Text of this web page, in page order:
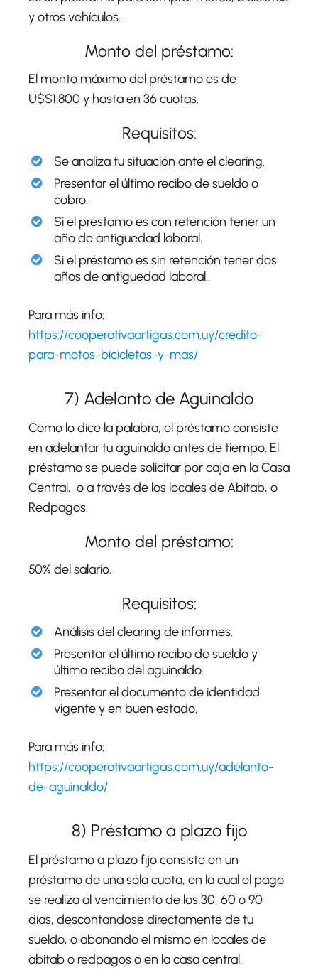
y otros vehículos.
Monto del préstamo:
El monto máximo del préstamo es de
U$S1.800 y hasta en 36 cuotas.
Requisitos:
Se analiza tu situación ante el clearing.
Presentar el último recibo de sueldo o
cobro.
Si el préstamo es con retención tener un
año de antiguedad laboral.
Si el préstamo es sin retención tener dos
años de antiguedad laboral.
Para más info:
https://cooperativaartigas.com.uy/credito-
para-motos-bicicletas-y-mas/
7) Adelanto de Aguinaldo
Como lo dice la palabra, el préstamo consiste
en adelantar tu aguinaldo antes de tiempo. El
préstamo se puede solicitar por caja en la Casa
Central, o a través de los locales de Abitab, o
Redpagos.
Monto del préstamo:
50% del salario.
Requisitos:
Análisis del clearing de informes.
Presentar el último recibo de sueldo y
último recibo del aguinaldo.
Presentar el documento de identidad
vigente y en buen estado.
Para más info:
https://cooperativaartigas.com.uy/adelanto-
de-aguinaldo/
8) Préstamo a plazo fijo
El préstamo a plazo fijo consiste en un
préstamo de una sóla cuota, en la cual el pago
se realiza al vencimiento de los 30, 60 o 90
días, descontandose directamente de tu
sueldo, o abonando el mismo en locales de
abitab o redpagos o en la casa central.